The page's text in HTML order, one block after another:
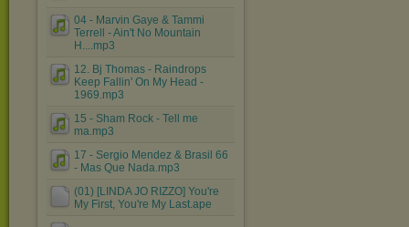
04 - Marvin Gaye & Tammi
Terrell - Ain't No Mountain
H....mp3
12. Bj Thomas - Raindrops
Keep Fallin' On My Head -
1969.mp3
15 - Sham Rock - Tell me
ma.mp3
17 - Sergio Mendez & Brasil 66
- Mas Que Nada.mp3
(01) [LINDA JO RIZZO] You're
My First, You're My Last.ape